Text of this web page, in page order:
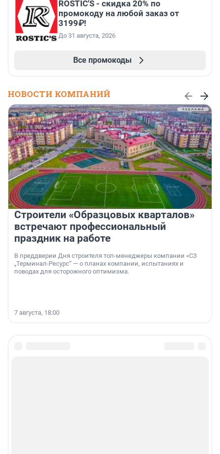
ROSTIC'S - скидка 20% по
промокоду на любой заказ от
3199₽!
До 31 августа, 2026
Все промокоды
НОВОСТИ КОМПАНИЙ
Строители «Образцовых кварталов»
встречают профессиональный
праздник на работе
В преддверии Дня строителя топ-менеджеры компании «СЗ
„Терминал-Ресурс“ — о планах компании, испытаниях и
поводах для осторожного оптимизма.
7 августа, 18:00